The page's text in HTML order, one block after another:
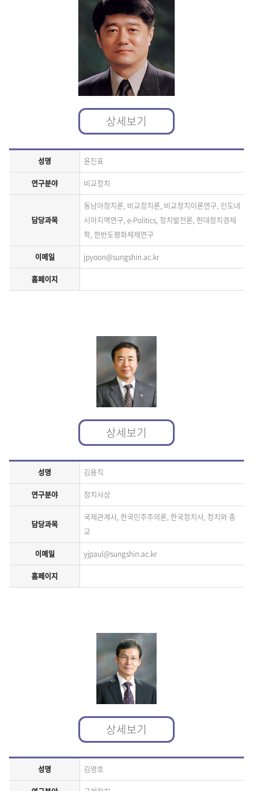
상세보기
성명 윤진표
연구분야 비교정치
담당과목
동남아정치론, 비교정치론, 비교정치이론연구, 인도네
시아지역연구, e-Politics, 정치발전론, 현대정치경제
학, 한반도평화체제연구
이메일 jpyoon@sungshin.ac.kr
홈페이지
상세보기
성명 김용직
연구분야 정치사상
담당과목
국제관계사, 한국민주주의론, 한국정치사, 정치와 종
교
이메일 yjpaul@sungshin.ac.kr
홈페이지
상세보기
성명 김영호